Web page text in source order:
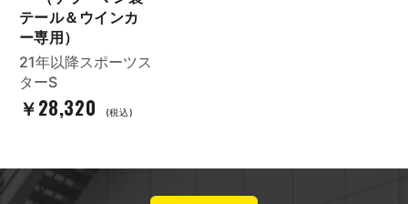
テール＆ウインカ
ー専用）
21年以降スポーツス
ターS
￥28,320 (税込)